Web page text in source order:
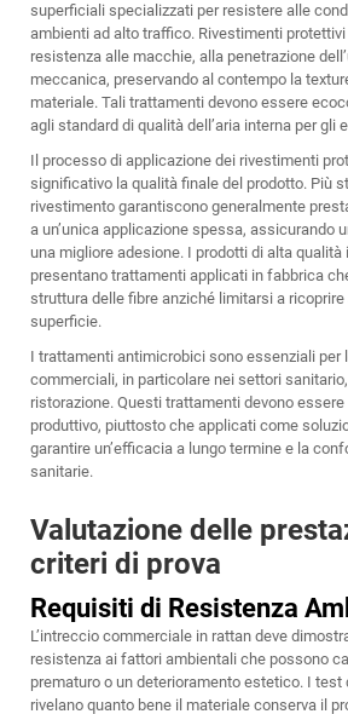
superficiali specializzati per resistere alle
ambienti ad alto traffico. Rivestimenti
resistenza alle macchie, alla penetrazione
meccanica, preservando al contempo la
materiale. Tali trattamenti devono essere
agli standard di qualità dell’aria interna per gli
Il processo di applicazione dei rivestimenti
significativo la qualità finale del prodotto. Più
rivestimento garantiscono generalmente
a un’unica applicazione spessa, assicurando
una migliore adesione. I prodotti di alta
presentano trattamenti applicati in fabbrica
struttura delle fibre anziché limitarsi a
superficie.
I trattamenti antimicrobici sono essenziali per
commerciali, in particolare nei settori
ristorazione. Questi trattamenti devono
produttivo, piuttosto che applicati come
garantire un’efficacia a lungo termine e la
sanitarie.
Valutazione delle
criteri di prova
Requisiti di Resistenza
L’intreccio commerciale in rattan deve
resistenza ai fattori ambientali che possono
prematuro o un deterioramento estetico. I test
rivelano quanto bene il materiale conserva il